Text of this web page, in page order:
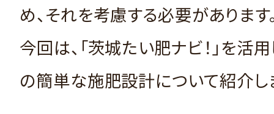
め、それを考慮する必要があります
今回は、「茨城たい肥ナビ！」を活
の簡単な施肥設計について紹介し